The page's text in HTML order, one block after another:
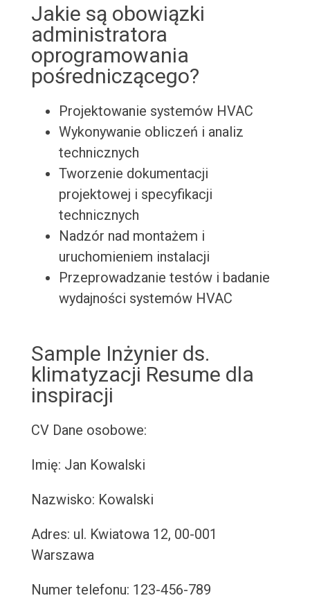
Jakie są obowiązki
administratora
oprogramowania
pośredniczącego?
Projektowanie systemów HVAC
Wykonywanie obliczeń i analiz
technicznych
Tworzenie dokumentacji
projektowej i specyfikacji
technicznych
Nadzór nad montażem i
uruchomieniem instalacji
Przeprowadzanie testów i badanie
wydajności systemów HVAC
Sample Inżynier ds.
klimatyzacji Resume dla
inspiracji
CV Dane osobowe:
Imię: Jan Kowalski
Nazwisko: Kowalski
Adres: ul. Kwiatowa 12, 00-001
Warszawa
Numer telefonu: 123-456-789